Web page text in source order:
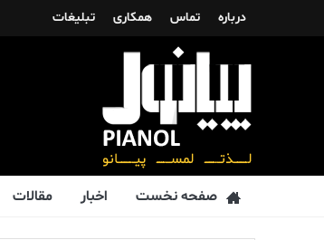
درباره تماس همکاری تبلیغات
صفحه نخست اخبار مقالات